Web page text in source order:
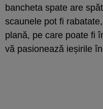
bancheta spate are
scaunele pot fi
plană, pe care poate fi
vă pasionează ieșirile